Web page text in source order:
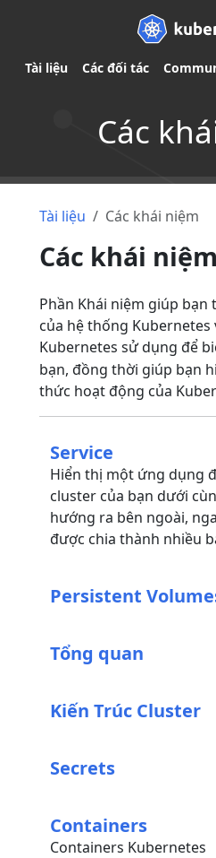
Tài liệu Các đối tác
Các
Tài liệu Các khái niệm
Các khái niệm
Phần Khái niệm giúp bạn
của hệ thống Kubernetes
Kubernetes sử dụng để
bạn, đồng thời giúp bạn
thức hoạt động của
Service
Hiển thị một ứng dụng
cluster của bạn dưới
hướng ra bên ngoài,
được chia thành nhiều
Persistent
Tổng quan
Kiến Trúc Cluster
Secrets
Containers
Containers Kubernetes